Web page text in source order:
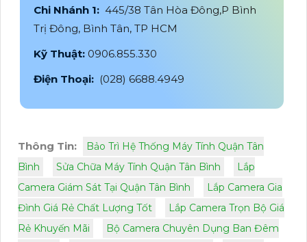
Chi Nhánh 1: 445/38 Tân Hòa Đông,P Bình
Trị Đông, Bình Tân, TP HCM
Kỹ Thuật: 0906.855.330
Điện Thoại: (028) 6688.4949
Thông Tin:
Bảo Trì Hệ Thống Máy Tính Quận Tân
Bình
Sửa Chữa Máy Tính Quận Tân Bình
Lắp
Camera Giám Sát Tại Quận Tân Bình
Lắp Camera Gia
Đình Giá Rẻ Chất Lượng Tốt
Lắp Camera Trọn Bộ Giá
Rẻ Khuyến Mãi
Bộ Camera Chuyên Dụng Ban Đêm